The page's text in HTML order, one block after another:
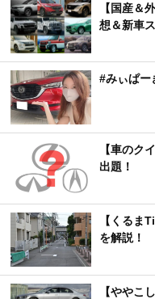
【国産＆
想＆新車
#みぃぱー
【車のク
出題！
【くるま
を解説！
【ややこ